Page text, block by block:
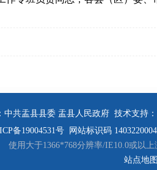
中共盂县县委 盂县人民政府 技术支持
备19004531号 网站标识码
使用大于1366*768分辨率/IE10.0或以
站点地图